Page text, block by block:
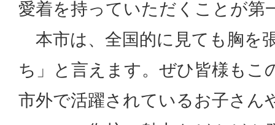
愛着を持っていただくことが第
本市は、全国的に見ても胸を
ち」と言えます。ぜひ皆様もこ
市外で活躍されているお子さん